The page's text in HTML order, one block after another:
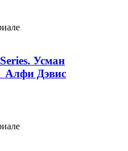
Усман
Алфи Дэвис